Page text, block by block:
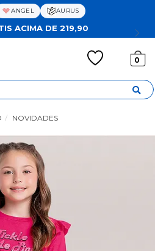
ANGEL AURUS
ACIMA DE 219,90
0
NOVIDADES